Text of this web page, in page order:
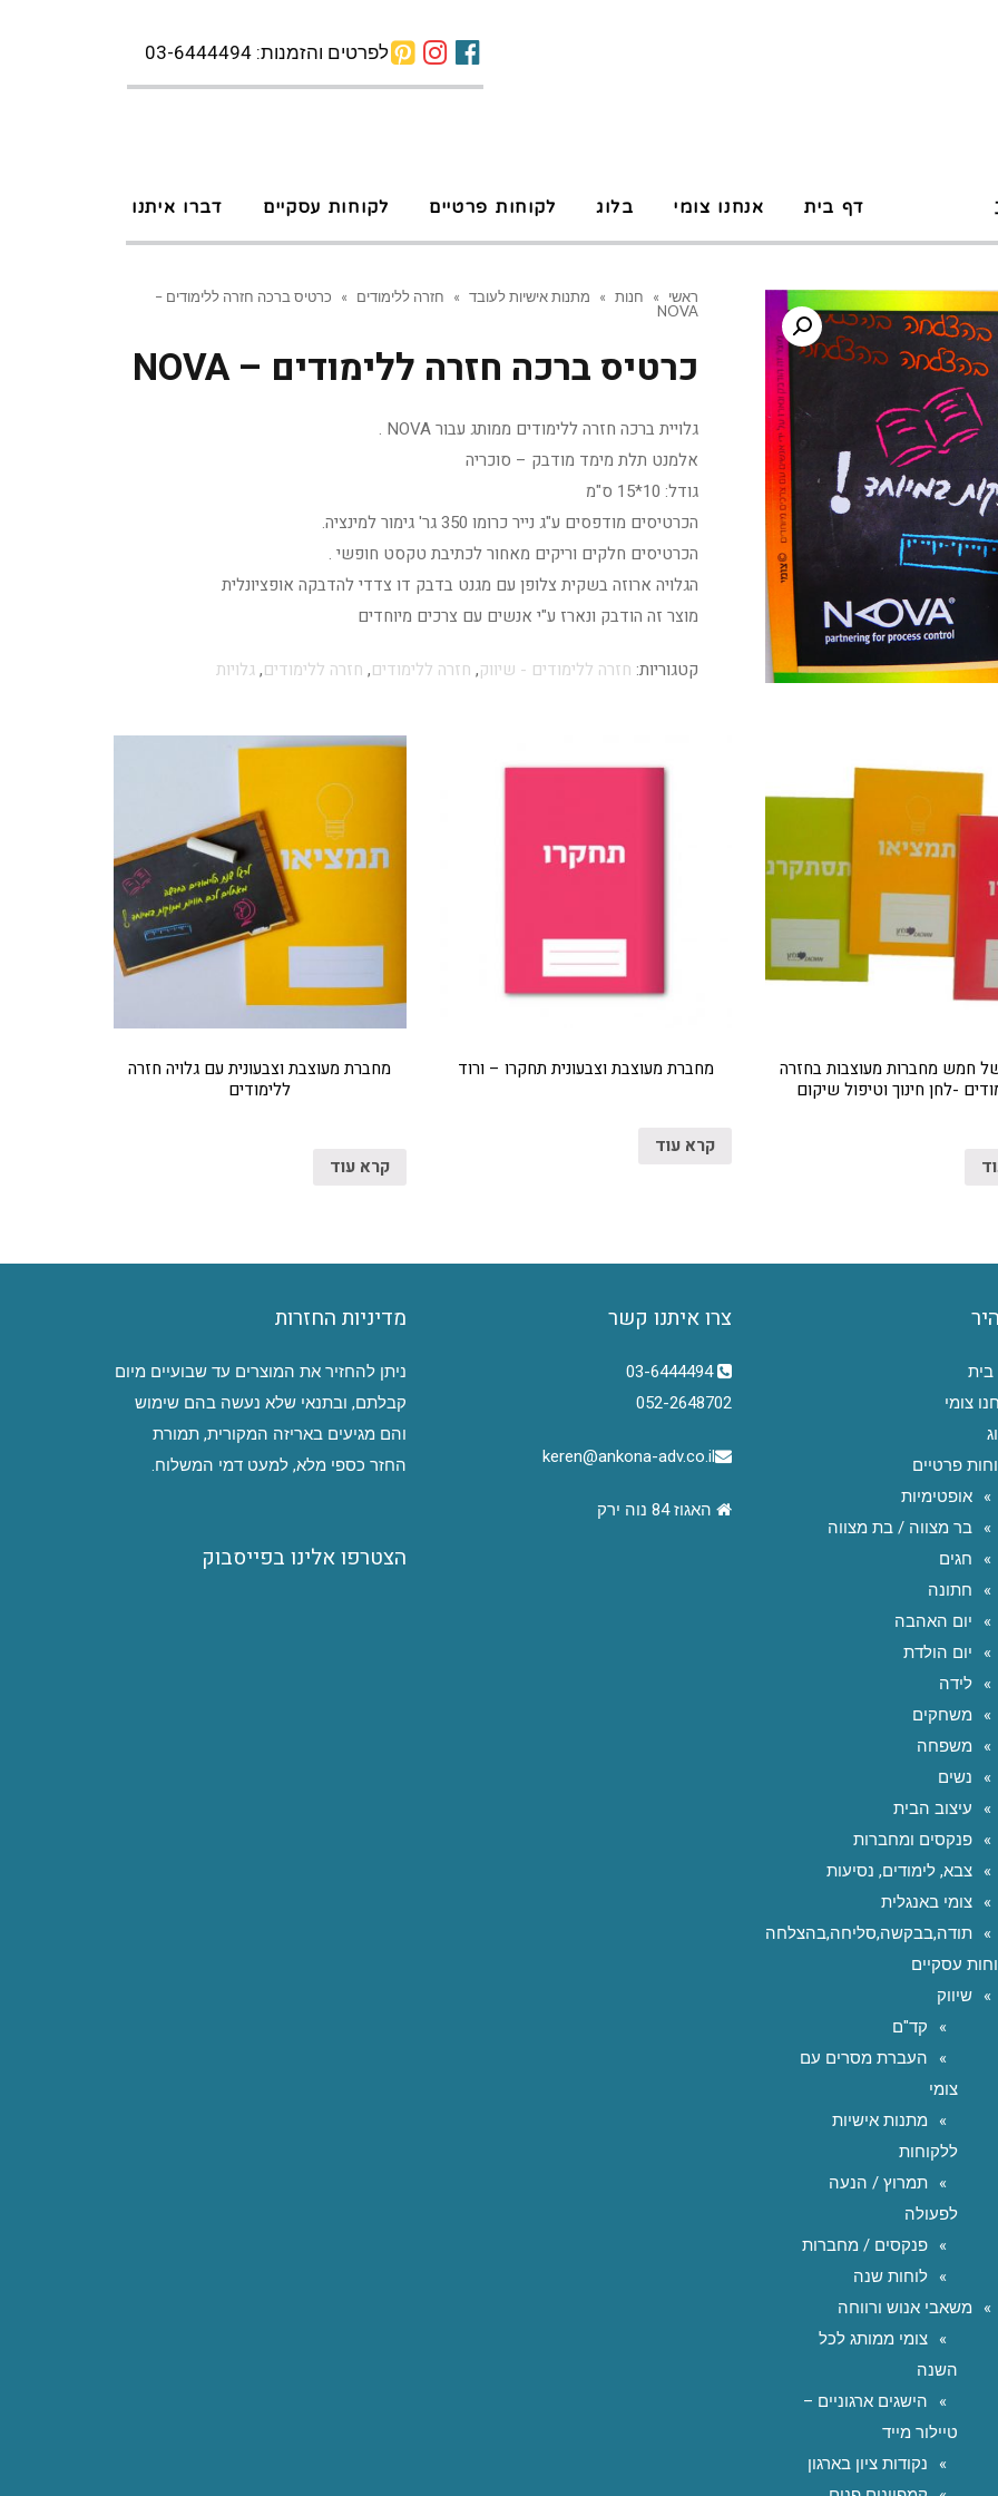
לפרטים והזמנות: 03-6444494
דף בית אנחנו צומי בלוג לקוחות פרטיים לקוחות עסקיים דברו איתנו
ראשי » חנות » מתנות אישיות לעובד » חזרה ללימודים »
כרטיס ברכה חזרה ללימודים –
NOVA
כרטיס ברכה חזרה ללימודים – NOVA
גלויית ברכה חזרה ללימודים ממותג עבור NOVA .
אלמנט תלת מימד מודבק – סוכריה
גודל: 10*15 ס"מ
הכרטיסים מודפסים ע"ג נייר כרומו 350 גר' גימור למינציה.
הכרטיסים חלקים וריקים מאחור לכתיבת טקסט חופשי .
הגלויה ארוזה בשקית צלופן עם מגנט בדבק דו צדדי להדבקה אופציונלית
מוצר זה הודבק ונארז ע"י אנשים עם צרכים מיוחדים
קטגוריות: חזרה ללימודים - שיווק, חזרה ללימודים, חזרה ללימודים,גלויות
חמש מחברות מעוצבות בחזרה
-לחן חינוך וטיפול שיקום
מחברת מעוצבת וצבעונית תחקרו – ורוד
קרא עוד
מחברת מעוצבת וצבעונית עם גלויה חזרה
ללימודים
קרא עוד
בית
צומי
פרטיים
אופטימיות
בר מצווה / בת מצווה
חגים
חתונה
יום האהבה
יום הולדת
לידה
משחקים
משפחה
נשים
עיצוב הבית
פנקסים ומחברות
צבא, לימודים, נסיעות
צומי באנגלית
תודה,בבקשה,סליחה,בהצלחה
עסקיים
שיווק
קד"ם
העברת מסרים עם
צומי
מתנות אישיות
ללקוחות
תמרוץ / הנעה
לפעולה
פנקסים / מחברות
לוחות שנה
משאבי אנוש ורווחה
צומי ממותג לכל
השנה
הישגים ארגוניים –
טיילור מייד
נקודות ציון בארגון
צרו איתנו קשר
03-6444494
052-2648702
keren@ankona-adv.co.il
האגוז 84 נוה ירק
מדיניות החזרות
ניתן להחזיר את המוצרים עד שבועיים מיום
קבלתם, ובתנאי שלא נעשה בהם שימוש
והם מגיעים באריזה המקורית, תמורת
החזר כספי מלא, למעט דמי המשלוח.
הצטרפו אלינו בפייסבוק